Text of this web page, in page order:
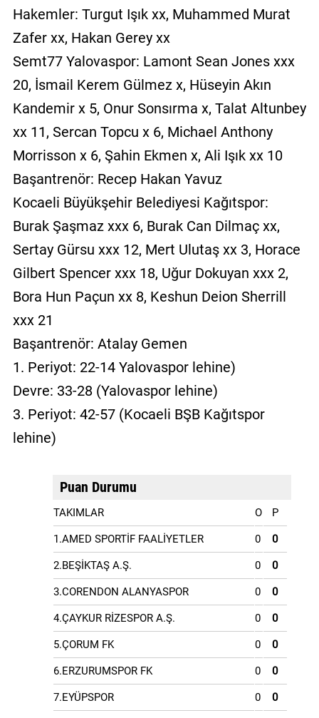
Hakemler: Turgut Işık xx, Muhammed Murat
Zafer xx, Hakan Gerey xx
Semt77 Yalovaspor: Lamont Sean Jones xxx
20, İsmail Kerem Gülmez x, Hüseyin Akın
Kandemir x 5, Onur Sonsırma x, Talat Altunbey
xx 11, Sercan Topcu x 6, Michael Anthony
Morrisson x 6, Şahin Ekmen x, Ali Işık xx 10
Başantrenör: Recep Hakan Yavuz
Kocaeli Büyükşehir Belediyesi Kağıtspor:
Burak Şaşmaz xxx 6, Burak Can Dilmaç xx,
Sertay Gürsu xxx 12, Mert Ulutaş xx 3, Horace
Gilbert Spencer xxx 18, Uğur Dokuyan xxx 2,
Bora Hun Paçun xx 8, Keshun Deion Sherrill
xxx 21
Başantrenör: Atalay Gemen
1. Periyot: 22-14 Yalovaspor lehine)
Devre: 33-28 (Yalovaspor lehine)
3. Periyot: 42-57 (Kocaeli BŞB Kağıtspor
lehine)
Puan Durumu
TAKIMLAR O P
1.AMED SPORTİF FAALİYETLER 0 0
2.BEŞİKTAŞ A.Ş. 0 0
3.CORENDON ALANYASPOR 0 0
4.ÇAYKUR RİZESPOR A.Ş. 0 0
5.ÇORUM FK 0 0
6.ERZURUMSPOR FK 0 0
7.EYÜPSPOR 0 0